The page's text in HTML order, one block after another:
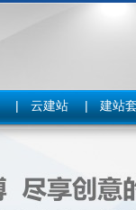
| 云建站 | 建站